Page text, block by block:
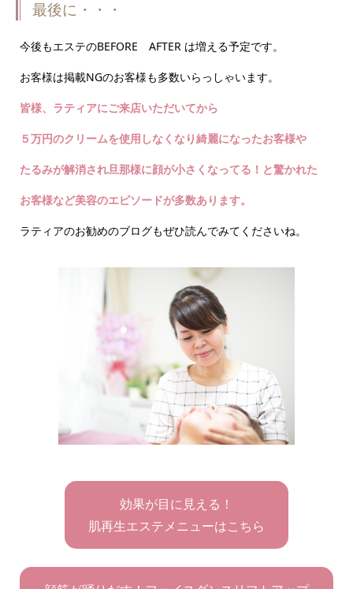
最後に・・・
今後もエステのBEFORE AFTER は増える予定です。
お客様は掲載NGのお客様も多数いらっしゃいます。
皆様、ラティアにご来店いただいてから
５万円のクリームを使用しなくなり綺麗になったお客様や
たるみが解消され旦那様に顔が小さくなってる！と驚かれた
お客様など美容のエピソードが多数あります。
ラティアのお勧めのブログもぜひ読んでみてくださいね。
効果が目に見える！
肌再生エステメニューはこちら